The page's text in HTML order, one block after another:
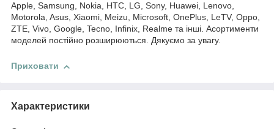
Apple, Samsung, Nokia, HTC, LG, Sony, Huawei, Lenovo,
Motorola, Asus, Xiaomi, Meizu, Microsoft, OnePlus, LeTV, Oppo,
ZTE, Vivo, Google, Tecno, Infinix, Realme та інші. Асортименти
моделей постійно розширюються. Дякуємо за увагу.
Приховати
Характеристики